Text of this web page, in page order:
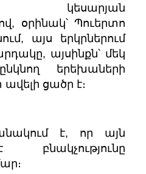
կեսարյան
օրինակ՝ Պուերտո
այս երկրներում
այսինքն՝ մեկ
երեխաների
ցածր է։
է, որ այն